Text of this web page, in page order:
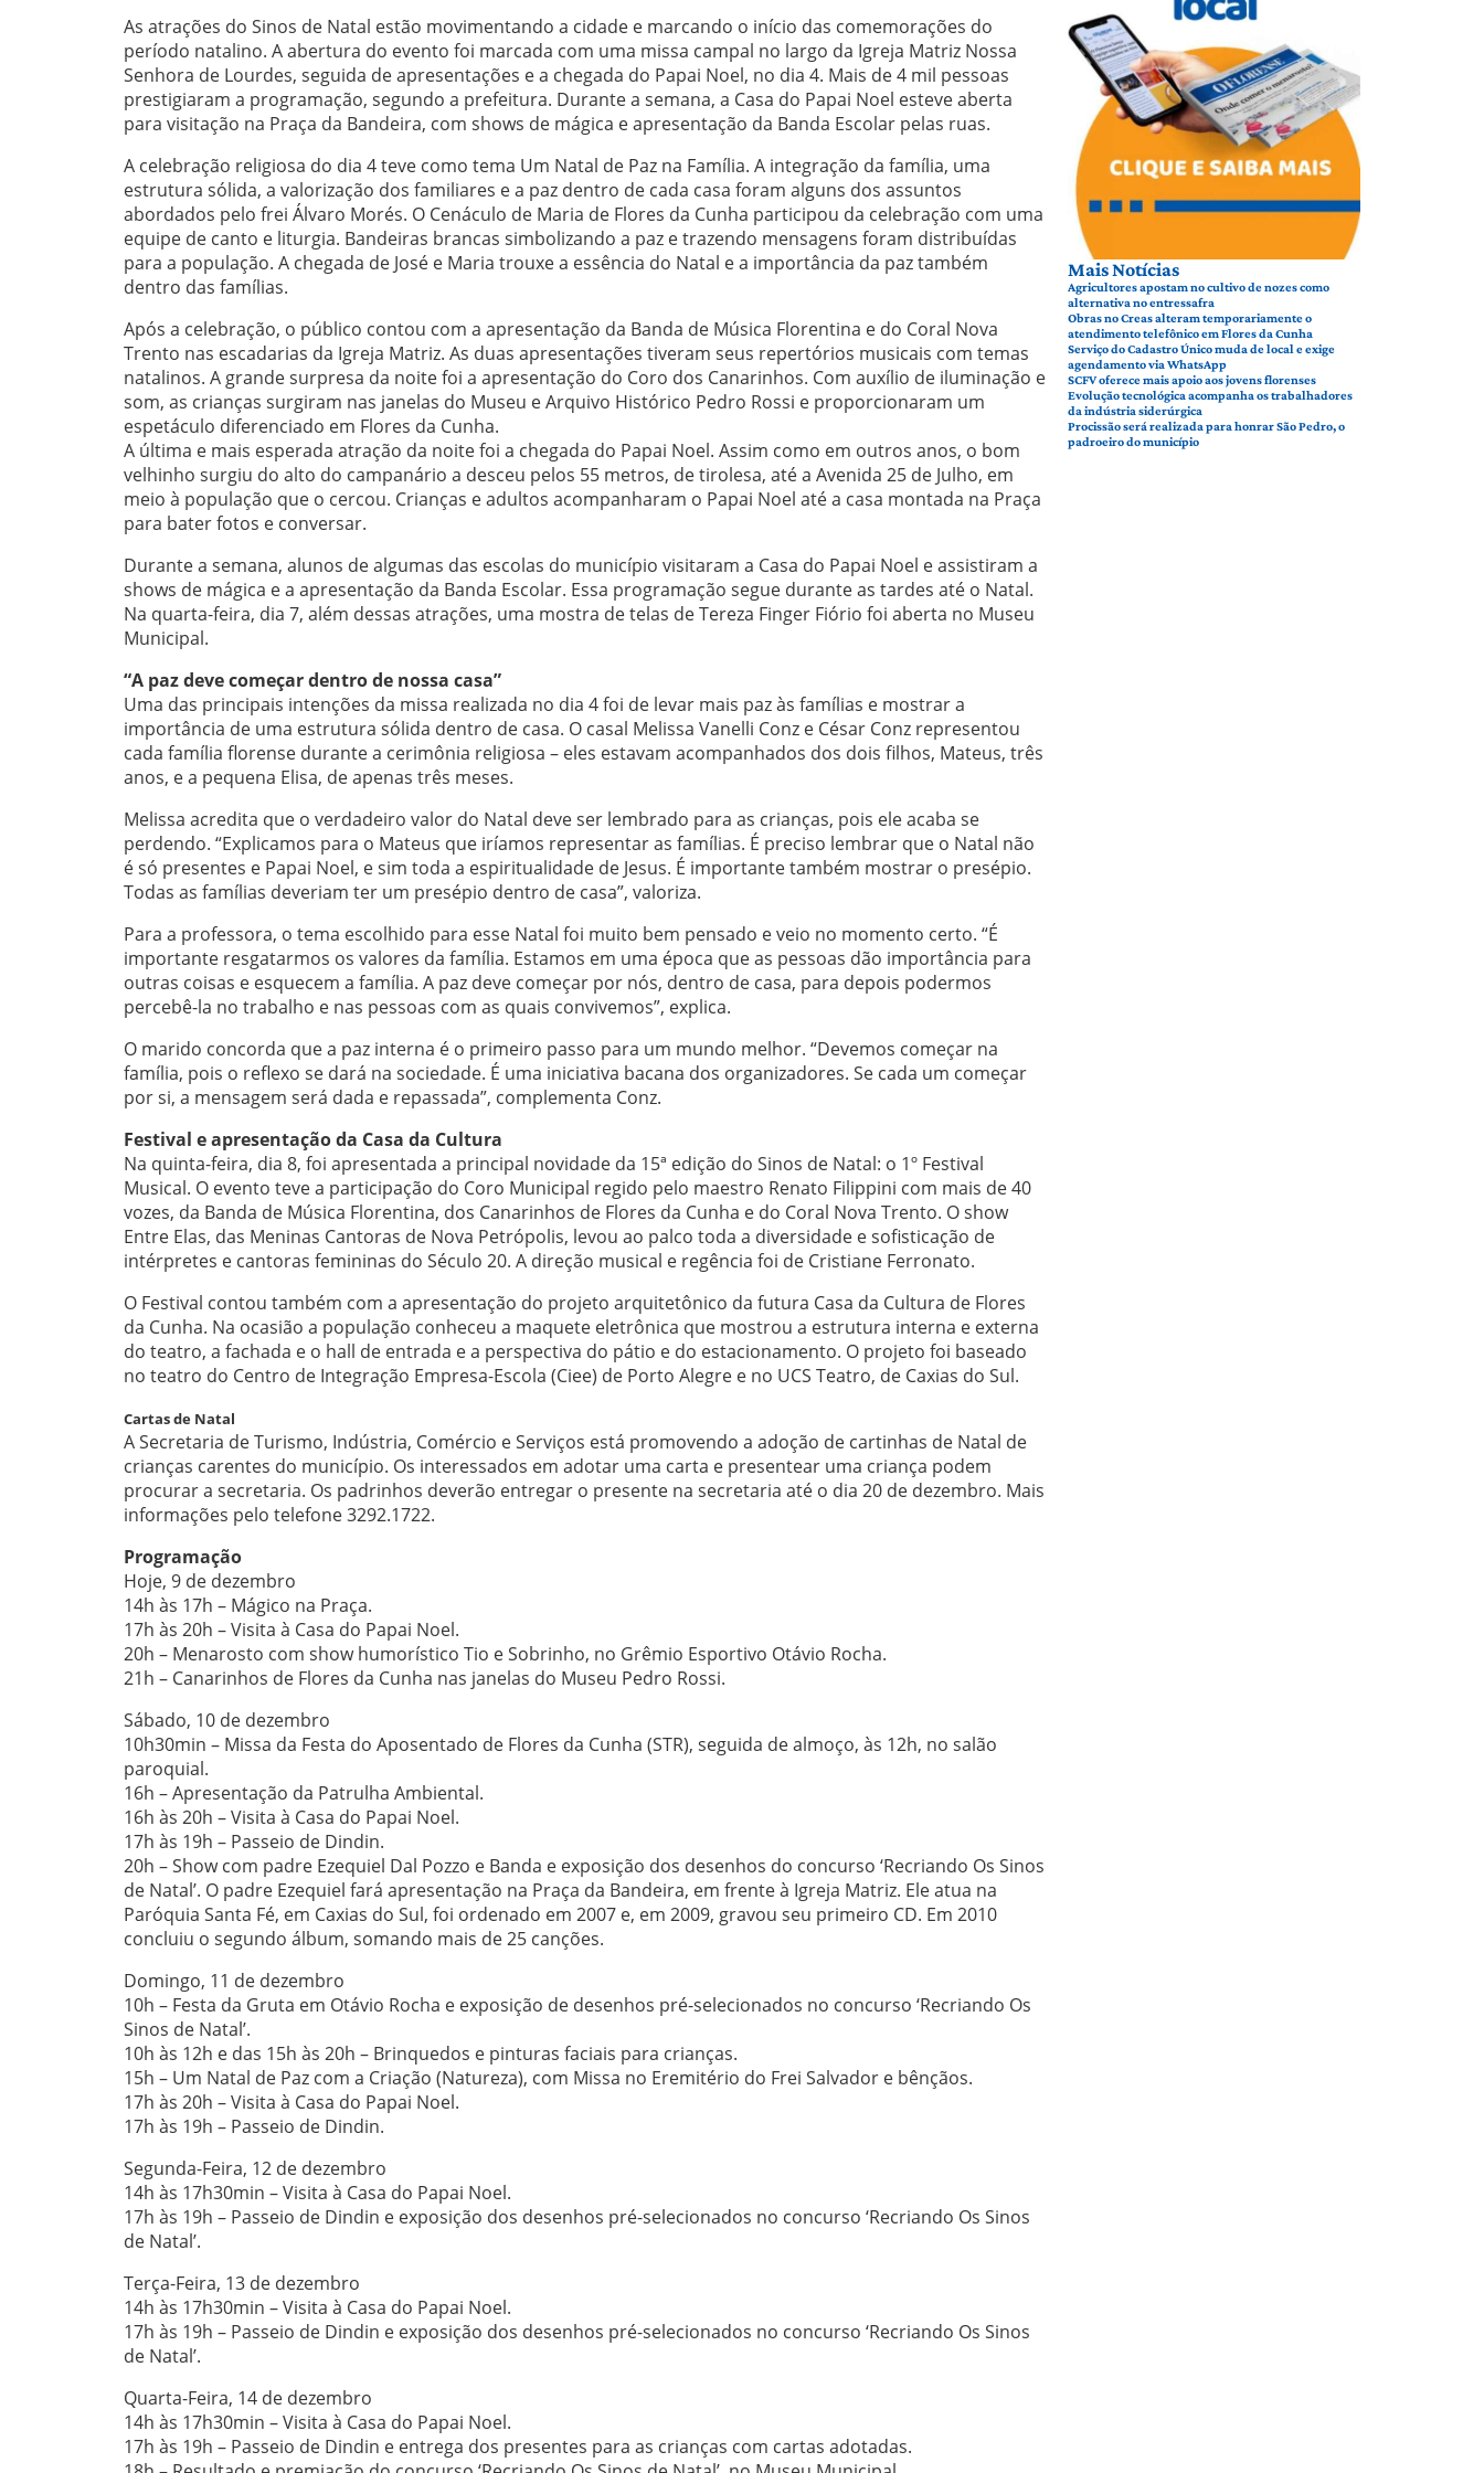
As atrações do Sinos de Natal estão movimentando a cidade e marcando o início das comemorações do
período natalino. A abertura do evento foi marcada com uma missa campal no largo da Igreja Matriz Nossa
Senhora de Lourdes, seguida de apresentações e a chegada do Papai Noel, no dia 4. Mais de 4 mil pessoas
prestigiaram a programação, segundo a prefeitura. Durante a semana, a Casa do Papai Noel esteve aberta
para visitação na Praça da Bandeira, com shows de mágica e apresentação da Banda Escolar pelas ruas.
A celebração religiosa do dia 4 teve como tema Um Natal de Paz na Família. A integração da família, uma
estrutura sólida, a valorização dos familiares e a paz dentro de cada casa foram alguns dos assuntos
abordados pelo frei Álvaro Morés. O Cenáculo de Maria de Flores da Cunha participou da celebração com uma
equipe de canto e liturgia. Bandeiras brancas simbolizando a paz e trazendo mensagens foram distribuídas
para a população. A chegada de José e Maria trouxe a essência do Natal e a importância da paz também
dentro das famílias.
Após a celebração, o público contou com a apresentação da Banda de Música Florentina e do Coral Nova
Trento nas escadarias da Igreja Matriz. As duas apresentações tiveram seus repertórios musicais com temas
natalinos. A grande surpresa da noite foi a apresentação do Coro dos Canarinhos. Com auxílio de iluminação e
som, as crianças surgiram nas janelas do Museu e Arquivo Histórico Pedro Rossi e proporcionaram um
espetáculo diferenciado em Flores da Cunha.
A última e mais esperada atração da noite foi a chegada do Papai Noel. Assim como em outros anos, o bom
velhinho surgiu do alto do campanário a desceu pelos 55 metros, de tirolesa, até a Avenida 25 de Julho, em
meio à população que o cercou. Crianças e adultos acompanharam o Papai Noel até a casa montada na Praça
para bater fotos e conversar.
Durante a semana, alunos de algumas das escolas do município visitaram a Casa do Papai Noel e assistiram a
shows de mágica e a apresentação da Banda Escolar. Essa programação segue durante as tardes até o Natal.
Na quarta-feira, dia 7, além dessas atrações, uma mostra de telas de Tereza Finger Fiório foi aberta no Museu
Municipal.
“A paz deve começar dentro de nossa casa”
Uma das principais intenções da missa realizada no dia 4 foi de levar mais paz às famílias e mostrar a
importância de uma estrutura sólida dentro de casa. O casal Melissa Vanelli Conz e César Conz representou
cada família florense durante a cerimônia religiosa – eles estavam acompanhados dos dois filhos, Mateus, três
anos, e a pequena Elisa, de apenas três meses.
Melissa acredita que o verdadeiro valor do Natal deve ser lembrado para as crianças, pois ele acaba se
perdendo. “Explicamos para o Mateus que iríamos representar as famílias. É preciso lembrar que o Natal não
é só presentes e Papai Noel, e sim toda a espiritualidade de Jesus. É importante também mostrar o presépio.
Todas as famílias deveriam ter um presépio dentro de casa”, valoriza.
Para a professora, o tema escolhido para esse Natal foi muito bem pensado e veio no momento certo. “É
importante resgatarmos os valores da família. Estamos em uma época que as pessoas dão importância para
outras coisas e esquecem a família. A paz deve começar por nós, dentro de casa, para depois podermos
percebê-la no trabalho e nas pessoas com as quais convivemos”, explica.
O marido concorda que a paz interna é o primeiro passo para um mundo melhor. “Devemos começar na
família, pois o reflexo se dará na sociedade. É uma iniciativa bacana dos organizadores. Se cada um começar
por si, a mensagem será dada e repassada”, complementa Conz.
Festival e apresentação da Casa da Cultura
Na quinta-feira, dia 8, foi apresentada a principal novidade da 15ª edição do Sinos de Natal: o 1º Festival
Musical. O evento teve a participação do Coro Municipal regido pelo maestro Renato Filippini com mais de 40
vozes, da Banda de Música Florentina, dos Canarinhos de Flores da Cunha e do Coral Nova Trento. O show
Entre Elas, das Meninas Cantoras de Nova Petrópolis, levou ao palco toda a diversidade e sofisticação de
intérpretes e cantoras femininas do Século 20. A direção musical e regência foi de Cristiane Ferronato.
O Festival contou também com a apresentação do projeto arquitetônico da futura Casa da Cultura de Flores
da Cunha. Na ocasião a população conheceu a maquete eletrônica que mostrou a estrutura interna e externa
do teatro, a fachada e o hall de entrada e a perspectiva do pátio e do estacionamento. O projeto foi baseado
no teatro do Centro de Integração Empresa-Escola (Ciee) de Porto Alegre e no UCS Teatro, de Caxias do Sul.
Cartas de Natal
A Secretaria de Turismo, Indústria, Comércio e Serviços está promovendo a adoção de cartinhas de Natal de
crianças carentes do município. Os interessados em adotar uma carta e presentear uma criança podem
procurar a secretaria. Os padrinhos deverão entregar o presente na secretaria até o dia 20 de dezembro. Mais
informações pelo telefone 3292.1722.
Programação
Hoje, 9 de dezembro
14h às 17h – Mágico na Praça.
17h às 20h – Visita à Casa do Papai Noel.
20h – Menarosto com show humorístico Tio e Sobrinho, no Grêmio Esportivo Otávio Rocha.
21h – Canarinhos de Flores da Cunha nas janelas do Museu Pedro Rossi.
Sábado, 10 de dezembro
10h30min – Missa da Festa do Aposentado de Flores da Cunha (STR), seguida de almoço, às 12h, no salão
paroquial.
16h – Apresentação da Patrulha Ambiental.
16h às 20h – Visita à Casa do Papai Noel.
17h às 19h – Passeio de Dindin.
20h – Show com padre Ezequiel Dal Pozzo e Banda e exposição dos desenhos do concurso ‘Recriando Os Sinos
de Natal’. O padre Ezequiel fará apresentação na Praça da Bandeira, em frente à Igreja Matriz. Ele atua na
Paróquia Santa Fé, em Caxias do Sul, foi ordenado em 2007 e, em 2009, gravou seu primeiro CD. Em 2010
concluiu o segundo álbum, somando mais de 25 canções.
Domingo, 11 de dezembro
10h – Festa da Gruta em Otávio Rocha e exposição de desenhos pré-selecionados no concurso ‘Recriando Os
Sinos de Natal’.
10h às 12h e das 15h às 20h – Brinquedos e pinturas faciais para crianças.
15h – Um Natal de Paz com a Criação (Natureza), com Missa no Eremitério do Frei Salvador e bênçãos.
17h às 20h – Visita à Casa do Papai Noel.
17h às 19h – Passeio de Dindin.
Segunda-Feira, 12 de dezembro
14h às 17h30min – Visita à Casa do Papai Noel.
17h às 19h – Passeio de Dindin e exposição dos desenhos pré-selecionados no concurso ‘Recriando Os Sinos
de Natal’.
Terça-Feira, 13 de dezembro
14h às 17h30min – Visita à Casa do Papai Noel.
17h às 19h – Passeio de Dindin e exposição dos desenhos pré-selecionados no concurso ‘Recriando Os Sinos
de Natal’.
Quarta-Feira, 14 de dezembro
14h às 17h30min – Visita à Casa do Papai Noel.
17h às 19h – Passeio de Dindin e entrega dos presentes para as crianças com cartas adotadas.
Mais Notícias
Agricultores apostam no cultivo de nozes como
alternativa no entressafra
Obras no Creas alteram temporariamente o
atendimento telefônico em Flores da Cunha
Serviço do Cadastro Único muda de local e exige
agendamento via WhatsApp
SCFV oferece mais apoio aos jovens florenses
Evolução tecnológica acompanha os trabalhadores
da indústria siderúrgica
Procissão será realizada para honrar São Pedro, o
padroeiro do município